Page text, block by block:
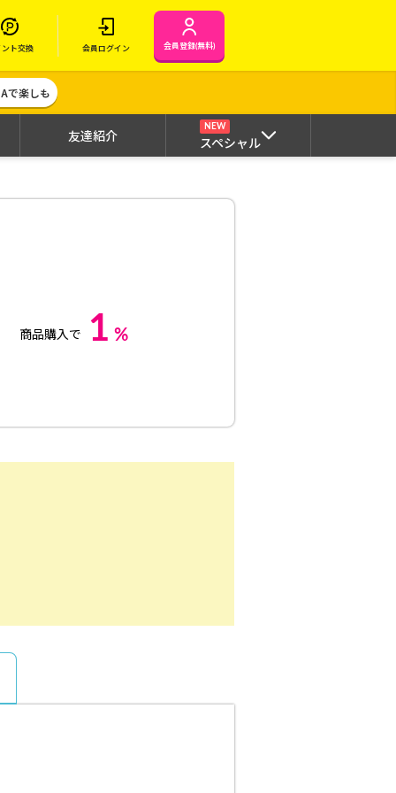
ント交換 会員ログイン 会員登録(無料)
で楽しも
友達紹介
NEW
スペシャル
商品購入で 1 %